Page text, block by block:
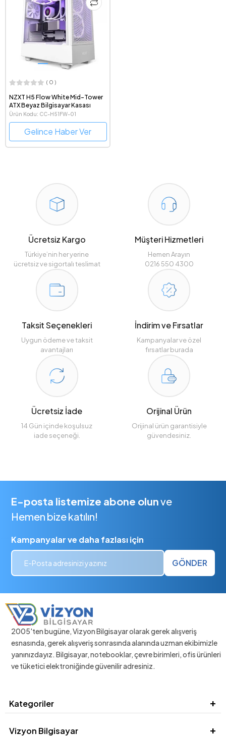
( 0 )
NZXT H5 Flow White Mid-Tower
ATX Beyaz Bilgisayar Kasası
Ürün Kodu: CC-H51FW-01
Gelince Haber Ver
Ücretsiz Kargo
Türkiye’nin her yerine
ücretsiz ve sigortalı teslimat
Müşteri Hizmetleri
Hemen Arayın
0216 550 4300
Taksit Seçenekleri
Uygun ödeme ve taksit
avantajları
İndirim ve Fırsatlar
Kampanyalar ve özel
fırsatlar burada
Ücretsiz İade
14 Gün içinde koşulsuz
iade seçeneği.
Orijinal Ürün
Orijinal ürün garantisiyle
güvendesiniz.
E-posta listemize abone olunve
Hemen bize katılın!
Kampanyalar ve daha fazlası için
GÖNDER
2005'ten bugüne, Vizyon Bilgisayar olarak gerek alışveriş
esnasında, gerek alışveriş sonrasında alanında uzman ekibimizle
yanınızdayız. Bilgisayar, notebooklar, çevre birimleri, ofis ürünleri
ve tüketici elektroniğinde güvenilir adresiniz.
Kategoriler
Vizyon Bilgisayar